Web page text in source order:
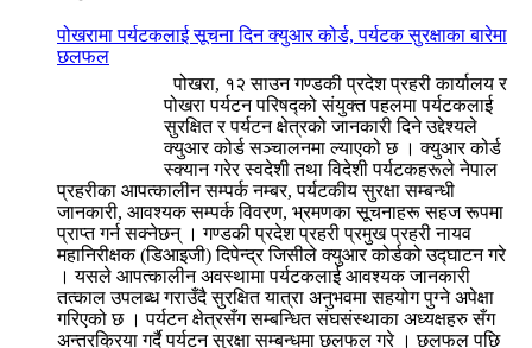
पोखरामा पर्यटकलाई सूचना दिन क्युआर कोर्ड, पर्यटक सुरक्षाका बारेमा
छलफल
पोखरा, १२ साउन गण्डकी प्रदेश प्रहरी कार्यालय र
पोखरा पर्यटन परिषद्को संयुक्त पहलमा पर्यटकलाई
सुरक्षित र पर्यटन क्षेत्रको जानकारी दिने उद्देश्यले
क्युआर कोर्ड सञ्चालनमा ल्याएको छ । क्युआर कोर्ड
स्क्यान गरेर स्वदेशी तथा विदेशी पर्यटकहरूले नेपाल
प्रहरीका आपत्कालीन सम्पर्क नम्बर, पर्यटकीय सुरक्षा सम्बन्धी
जानकारी, आवश्यक सम्पर्क विवरण, भ्रमणका सूचनाहरू सहज रूपमा
प्राप्त गर्न सक्नेछन् । गण्डकी प्रदेश प्रहरी प्रमुख प्रहरी नायव
महानिरीक्षक (डिआइजी) दिपेन्द्र जिसीले क्युआर कोर्डको उद्घाटन गरे
। यसले आपत्कालीन अवस्थामा पर्यटकलाई आवश्यक जानकारी
तत्काल उपलब्ध गराउँदै सुरक्षित यात्रा अनुभवमा सहयोग पुग्ने अपेक्षा
गरिएको छ । पर्यटन क्षेत्रसँग सम्बन्धित संघसंस्थाका अध्यक्षहरु सँग
अन्तरक्रिया गर्दै पर्यटन सुरक्षा सम्बन्धमा छलफल गरे । छलफल पछि